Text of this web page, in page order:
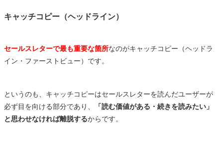
キャッチコピー（ヘッドライン）
セールスレターで最も重要な箇所なのがキャッチコピー（ヘッドラ
イン・ファーストビュー）です。
というのも、キャッチコピーはセールスレターを読んだユーザーが
必ず目を向ける部分であり、
「読む価値がある・続きを読みたい」
と思わせなければ離脱するからです。